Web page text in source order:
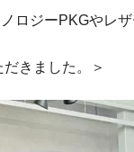
ロジーPKGやレ
きました。＞